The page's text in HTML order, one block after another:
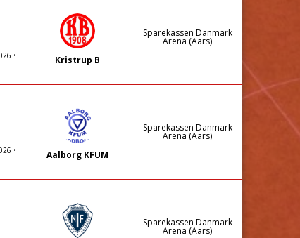
•
Kristrup B
Sparekassen Danmark
Arena (Aars)
•
Aalborg KFUM
Sparekassen Danmark
Arena (Aars)
Sparekassen Danmark
Arena (Aars)